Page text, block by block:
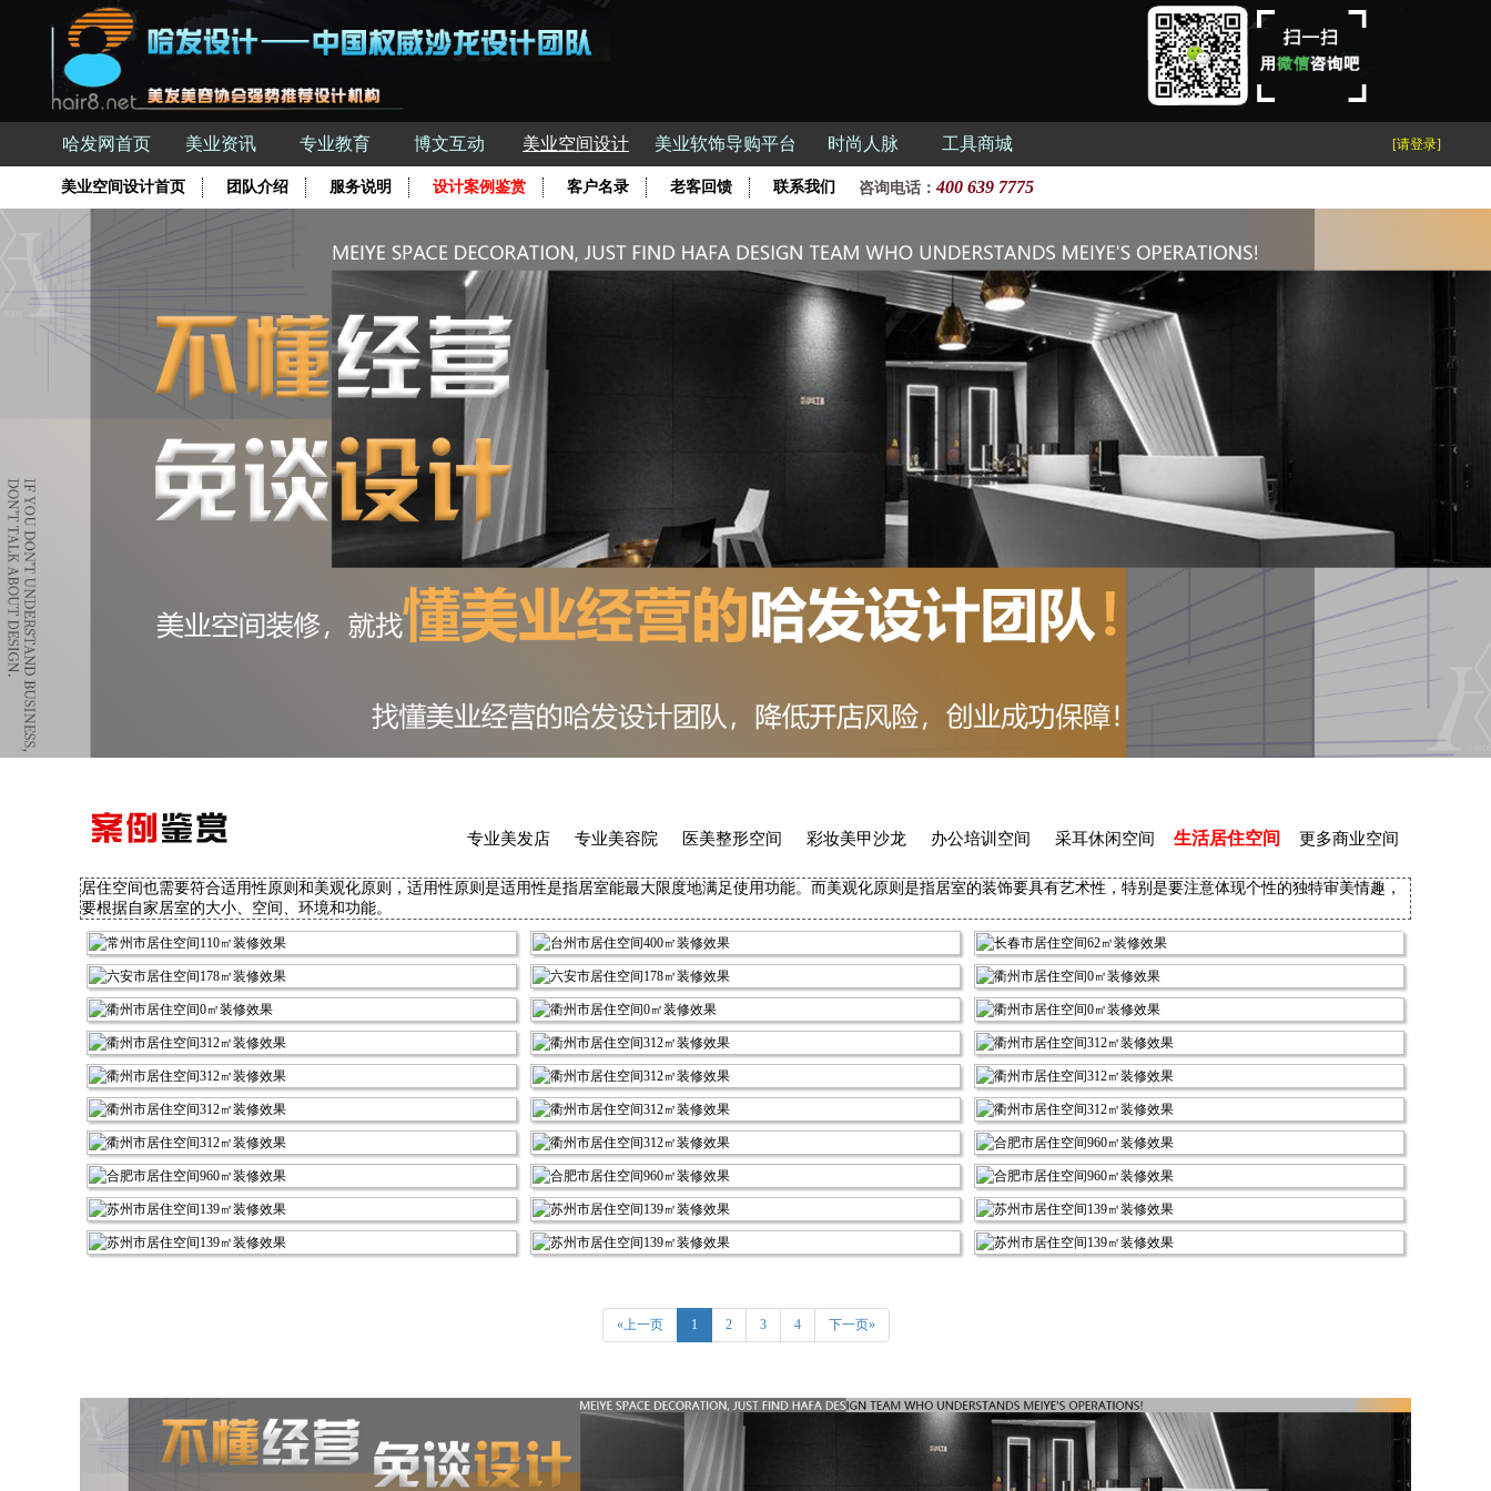
哈发网首页 美业资讯 专业教育 博文互动 美业空间设计 美业软饰导购平台 时尚人脉 工具商城 [请登录]
美业空间设计首页 团队介绍 服务说明 设计案例鉴赏 客户名录 老客回馈 联系我们 咨询电话：400 639 7775
专业美发店 专业美容院 医美整形空间 彩妆美甲沙龙 办公培训空间 采耳休闲空间 生活居住空间 更多商业空间
居住空间也需要符合适用性原则和美观化原则，适用性原则是适用性是指居室能最大限度地满足使用功能。而美观化原则是指居室的装饰要具有艺术性，特别是要注意体现个性的独特审美情趣，
要根据自家居室的大小、空间、环境和功能。
«上一页 1 2 3 4 下一页»